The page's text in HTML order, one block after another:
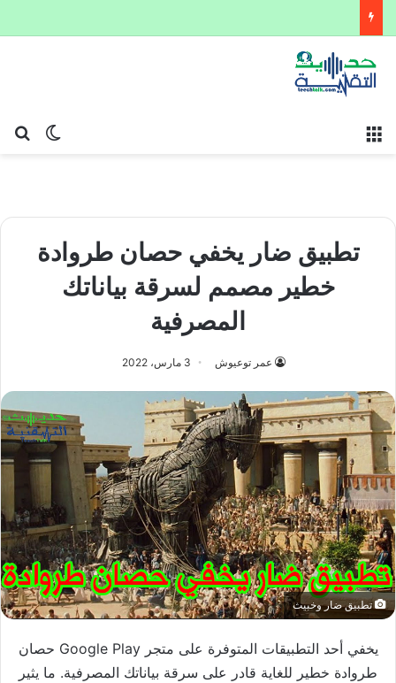
الوضع
تطبيق ضار يخفي حصان طروادة
خطير مصمم لسرقة بياناتك
المصرفية
عمر توعيوش 3 مارس، 2022
تطبيق ضار وخبيث
يخفي أحد التطبيقات المتوفرة على متجر Google Play حصان
طروادة خطير للغاية قادر على سرقة بياناتك المصرفية. ما يثير